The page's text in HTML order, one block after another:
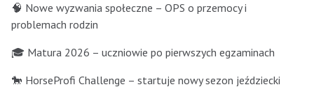
🧠 Nowe wyzwania społeczne – OPS o przemocy i
problemach rodzin
🎓 Matura 2026 – uczniowie po pierwszych egzaminach
🐎 HorseProfi Challenge – startuje nowy sezon jeździecki